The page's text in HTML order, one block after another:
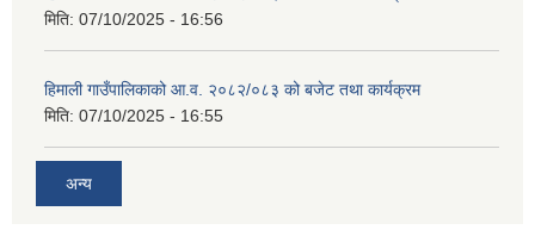
मिति: 07/10/2025 - 16:56
हिमाली गाउँपालिकाको आ.व. २०८२/०८३ को बजेट तथा कार्यक्रम
मिति: 07/10/2025 - 16:55
अन्य